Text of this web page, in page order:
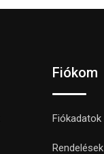
Fiókom
Fiókadatok
Rendelések